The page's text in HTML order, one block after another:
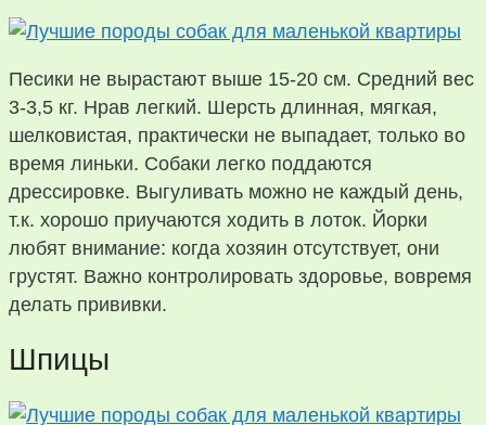
Песики не вырастают выше 15-20 см. Средний вес
3-3,5 кг. Нрав легкий. Шерсть длинная, мягкая,
шелковистая, практически не выпадает, только во
время линьки. Собаки легко поддаются
дрессировке. Выгуливать можно не каждый день,
т.к. хорошо приучаются ходить в лоток. Йорки
любят внимание: когда хозяин отсутствует, они
грустят. Важно контролировать здоровье, вовремя
делать прививки.
Шпицы